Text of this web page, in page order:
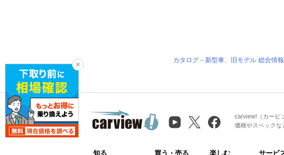
カタログ－新型車、旧モデル 総合情
carview!（カービ
価格やスペックな
知る 買う・売る 楽しむ サービ